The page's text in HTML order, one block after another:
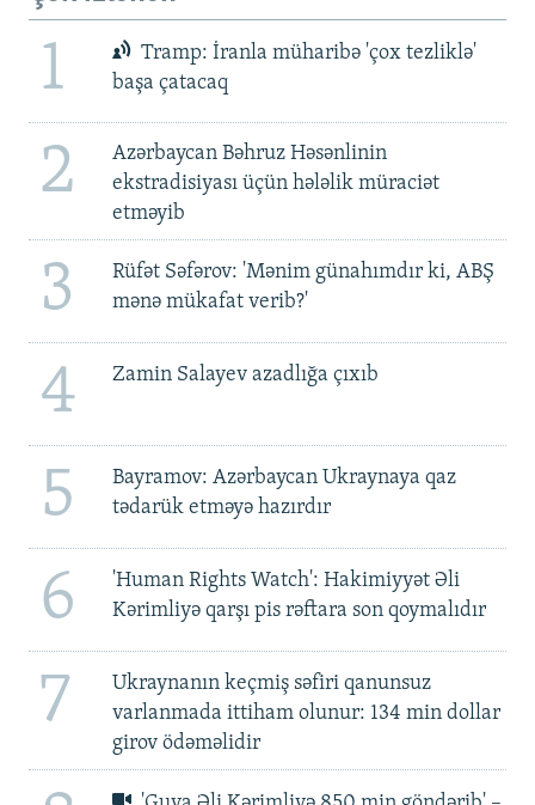
1
Tramp: İranla müharibə 'çox tezliklə'
başa çatacaq
2
Azərbaycan Bəhruz Həsənlinin
ekstradisiyası üçün hələlik müraciət
etməyib
3
Rüfət Səfərov: 'Mənim günahımdır ki, ABŞ
mənə mükafat verib?'
4 Zamin Salayev azadlığa çıxıb
5
Bayramov: Azərbaycan Ukraynaya qaz
tədarük etməyə hazırdır
6
'Human Rights Watch': Hakimiyyət Əli
Kərimliyə qarşı pis rəftara son qoymalıdır
7
Ukraynanın keçmiş səfiri qanunsuz
varlanmada ittiham olunur: 134 min dollar
girov ödəməlidir